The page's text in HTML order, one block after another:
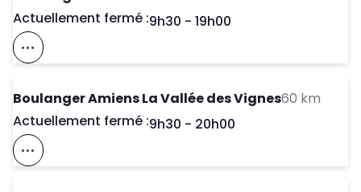
Actuellement fermé :Day of the Week
9h30 - 19h00
Voir Ce Magasin Sur La Carte
Boulanger Amiens La Vallée des Vignes60 km
Actuellement fermé :Day of the Week
9h30 - 20h00
Voir Ce Magasin Sur La Carte